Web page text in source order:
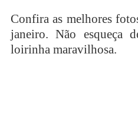
Confira as melhores
janeiro. Não esqueça
loirinha maravilhosa.